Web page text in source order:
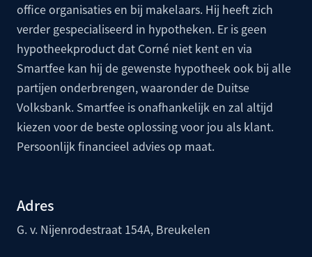
office organisaties en bij makelaars. Hij heeft zich
verder gespecialiseerd in hypotheken. Er is geen
hypotheekproduct dat Corné niet kent en via
Smartfee kan hij de gewenste hypotheek ook bij alle
partijen onderbrengen, waaronder de Duitse
Volksbank. Smartfee is onafhankelijk en zal altijd
kiezen voor de beste oplossing voor jou als klant.
Persoonlijk financieel advies op maat.
Adres
G. v. Nijenrodestraat 154A, Breukelen